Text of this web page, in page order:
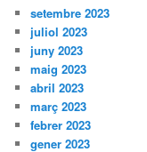
setembre 2023
juliol 2023
juny 2023
maig 2023
abril 2023
març 2023
febrer 2023
gener 2023